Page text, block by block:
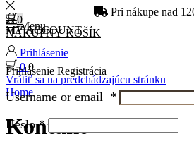
Pri nákupe nad
Menu
Prihlásenie
MY ACCOUNT
Prihlásenie Registrácia
Username or email *
Heslo*
00
0
NÁKUPNÝ KOŠÍK
Vrátiť sa na predchádzajúcu stránku
Home
Kontakt